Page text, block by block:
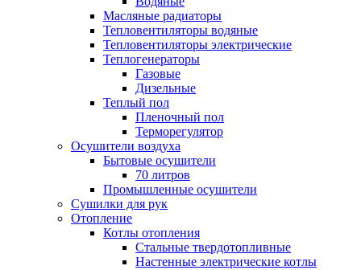
Масляные радиаторы
Тепловентиляторы водяные
Тепловентиляторы электрические
Теплогенераторы
Газовые
Дизельные
Теплый пол
Пленочный пол
Терморегулятор
Осушители воздуха
Бытовые осушители
70 литров
Промышленные осушители
Сушилки для рук
Отопление
Котлы отопления
Стальные твердотопливные
Настенные электрические котлы